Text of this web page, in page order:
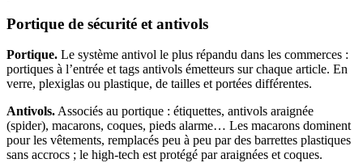
Portique de sécurité et antivols
Portique. Le système antivol le plus répandu dans les commerces :
portiques à l’entrée et tags antivols émetteurs sur chaque article. En
verre, plexiglas ou plastique, de tailles et portées différentes.
Antivols. Associés au portique : étiquettes, antivols araignée
(spider), macarons, coques, pieds alarme… Les macarons dominent
pour les vêtements, remplacés peu à peu par des barrettes plastiques
sans accrocs ; le high-tech est protégé par araignées et coques.